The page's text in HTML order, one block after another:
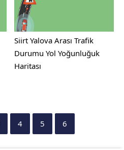
Siirt Yalova Arası Trafik
Durumu Yol Yoğunluğuk
Haritası
4 5 6